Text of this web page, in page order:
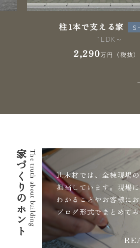
柱1本で支える家 S
1LDK～
2,290万円（税抜
The truth about building
家づくりのホント
辻木材では、全棟現場
担当しています。 現場
わかることやお客様に
ブログ形式でまとめてみ